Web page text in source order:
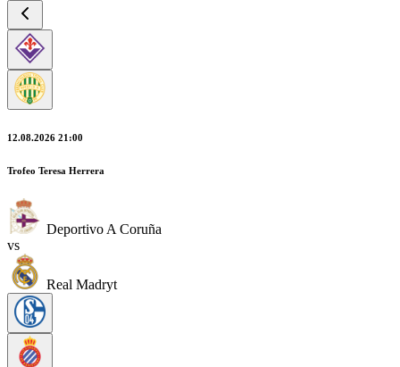
12.08.2026 21:00
Trofeo Teresa Herrera
Deportivo A Coruña
vs
Real Madryt